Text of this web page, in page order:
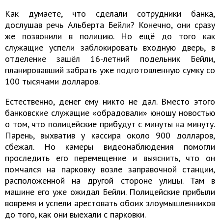
Как думаете, что сделали сотрудники банка,
дослушав речь Альберта Бейли? Конечно, они сразу
же позвонили в полицию. Но ещё до того как
служащие успели заблокировать входную дверь, в
отделение зашёл 16-летний подельник Бейли,
планировавший забрать уже подготовленную сумку со
100 тысячами долларов.
Естественно, денег ему никто не дал. Вместо этого
банковские служащие «обрадовали» юношу новостью
о том, что полицейские прибудут с минуты на минуту.
Парень, выхватив у кассира около 900 долларов,
сбежал. Но камеры видеонаблюдения помогли
проследить его перемещение и выяснить, что он
помчался на парковку возле заправочной станции,
расположенной на другой стороне улицы. Там в
машине его уже ожидал Бейли. Полицейские прибыли
вовремя и успели арестовать обоих злоумышленников
до того, как они выехали с парковки.